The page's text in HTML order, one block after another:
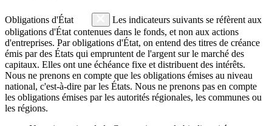
Obligations d'État
Les indicateurs suivants se réfèrent aux
obligations d'État contenues dans le fonds, et non aux actions
d'entreprises. Par obligations d'État, on entend des titres de créance
émis par des États qui empruntent de l'argent sur le marché des
capitaux. Elles ont une échéance fixe et distribuent des intérêts.
Nous ne prenons en compte que les obligations émises au niveau
national, c'est-à-dire par les États. Nous ne prenons pas en compte
les obligations émises par les autorités régionales, les communes ou
les régions.